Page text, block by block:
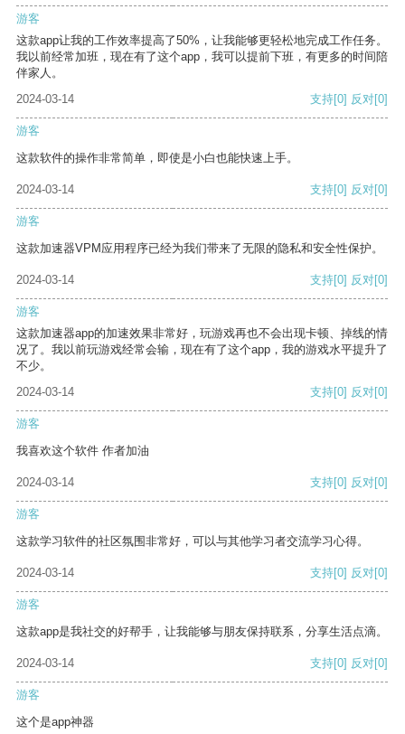
游客
这款app让我的工作效率提高了50%，让我能够更轻松地完成工作任务。
我以前经常加班，现在有了这个app，我可以提前下班，有更多的时间陪
伴家人。
2024-03-14
支持[0] 反对[0]
游客
这款软件的操作非常简单，即使是小白也能快速上手。
2024-03-14 支持[0] 反对[0]
游客
这款加速器VPM应用程序已经为我们带来了无限的隐私和安全性保护。
2024-03-14 支持[0] 反对[0]
游客
这款加速器app的加速效果非常好，玩游戏再也不会出现卡顿、掉线的情
况了。我以前玩游戏经常会输，现在有了这个app，我的游戏水平提升了
不少。
2024-03-14
支持[0] 反对[0]
游客
我喜欢这个软件 作者加油
2024-03-14 支持[0] 反对[0]
游客
这款学习软件的社区氛围非常好，可以与其他学习者交流学习心得。
2024-03-14 支持[0] 反对[0]
游客
这款app是我社交的好帮手，让我能够与朋友保持联系，分享生活点滴。
2024-03-14 支持[0] 反对[0]
游客
这个是app神器